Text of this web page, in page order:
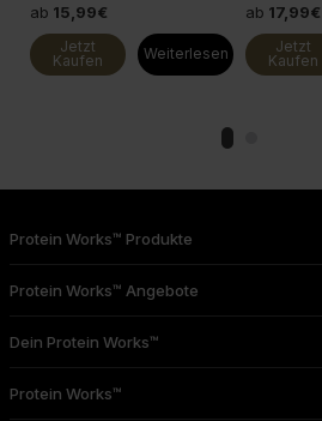
ab 15,99€
Jetzt
Kaufen
Weiterlesen
ab 17,99€
Jetzt
Kaufen
Protein Works™ Produkte
Protein Works™ Angebote
Dein Protein Works™
Protein Works™